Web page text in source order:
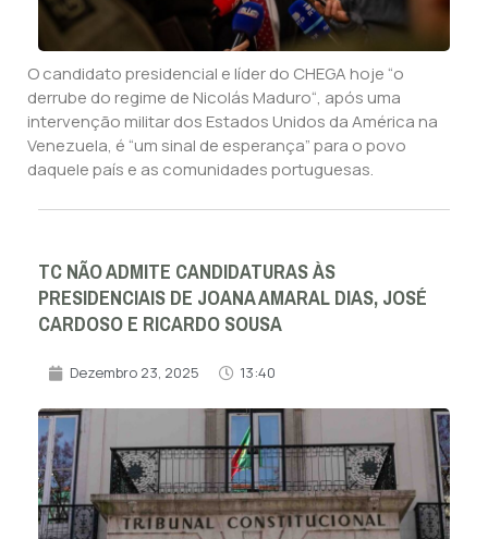
O candidato presidencial e líder do CHEGA hoje “o
derrube do regime de Nicolás Maduro“, após uma
intervenção militar dos Estados Unidos da América na
Venezuela, é “um sinal de esperança” para o povo
daquele país e as comunidades portuguesas.
TC NÃO ADMITE CANDIDATURAS ÀS
PRESIDENCIAIS DE JOANA AMARAL DIAS, JOSÉ
CARDOSO E RICARDO SOUSA
Dezembro 23, 2025 13:40